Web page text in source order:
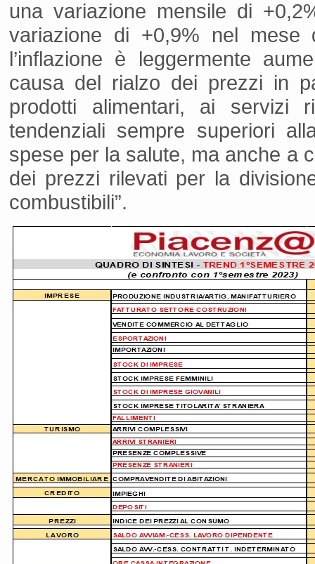
una variazione mensile di
variazione di +0,9% nel mese
l’inflazione è leggermente
causa del rialzo dei prezzi in
prodotti alimentari, ai servizi
tendenziali sempre superiori
spese per la salute, ma anche a
dei prezzi rilevati per la
combustibili”.